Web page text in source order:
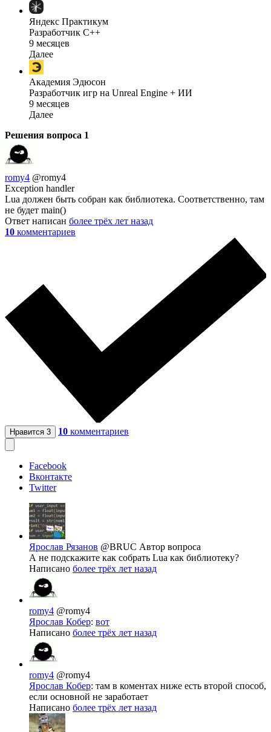
Яндекс Практикум
Разработчик C++
9 месяцев
Далее
Академия Эдюсон
Разработчик игр на Unreal Engine + ИИ
9 месяцев
Далее
Решения вопроса 1
romy4 @romy4
Exception handler
Lua должен быть собран как библиотека. Соответственно, там
не будет main()
Ответ написан более трёх лет назад
10 комментариев
Нравится 3 10 комментариев
Facebook
Вконтакте
Twitter
Ярослав Рязанов @BRUC Автор вопроса
А не подскажите как собрать Lua как библиотеку?
Написано более трёх лет назад
romy4 @romy4
Ярослав Кобер: вот
Написано более трёх лет назад
romy4 @romy4
Ярослав Кобер: там в коментах ниже есть второй способ,
если основной не заработает
Написано более трёх лет назад